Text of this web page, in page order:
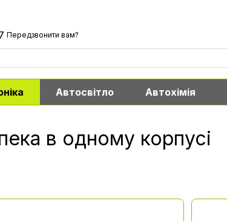
Передзвонити вам?
Автосвітло Автохімія
в одному корпусі